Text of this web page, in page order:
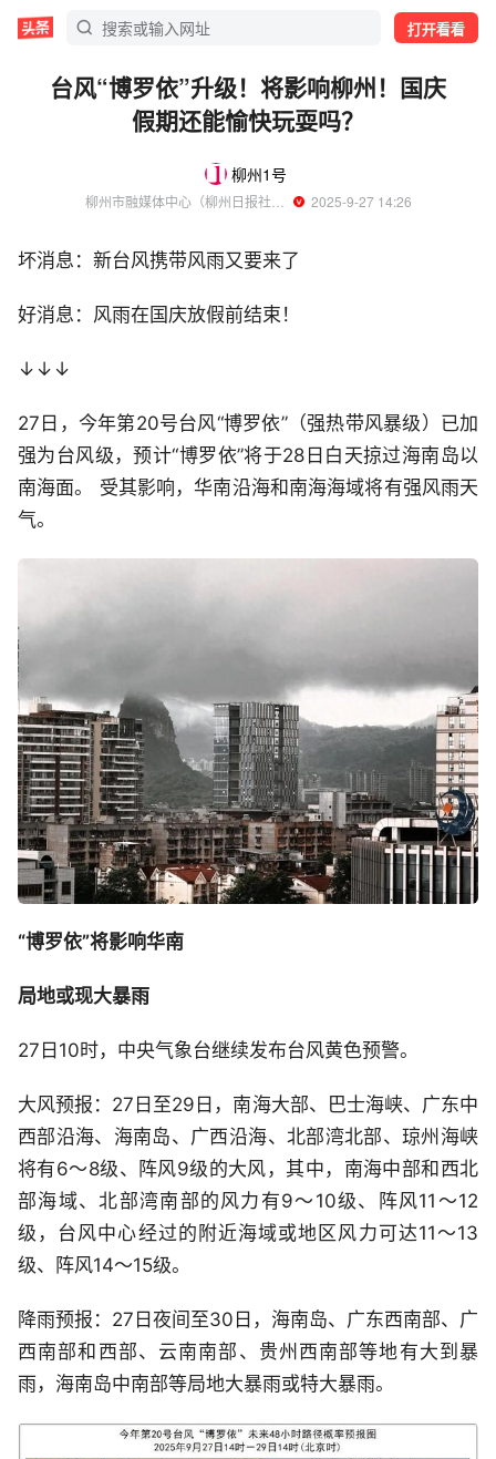
打开看看
台风“博罗依”升级！将影响柳州！国庆
假期还能愉快玩耍吗？
柳州1号
  2025-9-27 14:26
坏消息：新台风携带风雨又要来了
好消息：风雨在国庆放假前结束！
↓↓↓
27日，今年第20号台风“博罗依”（强热带风暴级）已加
强为台风级，预计“博罗依”将于28日白天掠过海南岛以
南海面。 受其影响，华南沿海和南海海域将有强风雨天
气。
“博罗依”将影响华南
局地或现大暴雨
27日10时，中央气象台继续发布台风黄色预警。
大风预报：27日至29日，南海大部、巴士海峡、广东中
西部沿海、海南岛、广西沿海、北部湾北部、琼州海峡
将有6～8级、阵风9级的大风，其中，南海中部和西北
部海域、北部湾南部的风力有9～10级、阵风11～12
级，台风中心经过的附近海域或地区风力可达11～13
级、阵风14～15级。
降雨预报：27日夜间至30日，海南岛、广东西南部、广
西南部和西部、云南南部、贵州西南部等地有大到暴
雨，海南岛中南部等局地大暴雨或特大暴雨。